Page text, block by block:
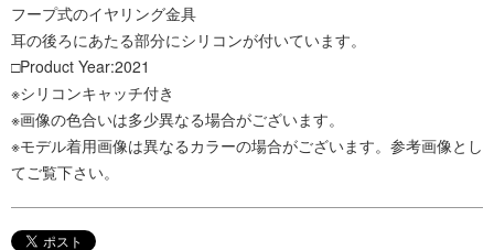
フープ式のイヤリング金具
耳の後ろにあたる部分にシリコンが付いています。
□Product Year:2021
※シリコンキャッチ付き
※画像の色合いは多少異なる場合がございます。
※モデル着用画像は異なるカラーの場合がございます。参考画像とし
てご覧下さい。